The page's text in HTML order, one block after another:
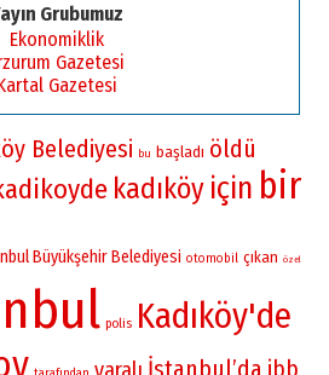
Grubumuz
Ekonomiklik
Gazetesi
Gazetesi
Belediyesi bu başladı öldü
kadıköy için bir
Büyükşehir Belediyesi otomobil çıkan özel
polis Kadıköy'de
yaralı İstanbul’da ibb